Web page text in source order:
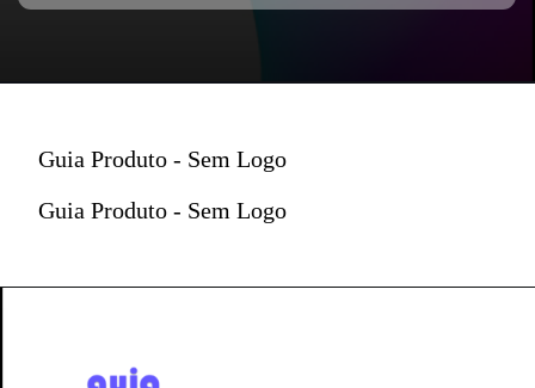
Guia Produto - Sem Logo
Guia Produto - Sem Logo